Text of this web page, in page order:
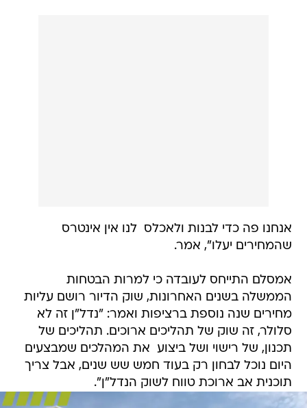
אנחנו פה כדי לבנות ולאכלס  לנו אין אינטרס
שהמחירים יעלו", אמר.
אמסלם התייחס לעובדה כי למרות הבטחות
הממשלה בשנים האחרונות, שוק הדיור רושם עליות
מחירים שנה נוספת ברציפות ואמר: "נדל"ן זה לא
סלולר, זה שוק של תהליכים ארוכים. תהליכים של
תכנון, של רישוי ושל ביצוע  את המהלכים שמבצעים
היום נוכל לבחון רק בעוד חמש שש שנים, אבל צריך
תוכנית אב ארוכת טווח לשוק הנדל"ן".